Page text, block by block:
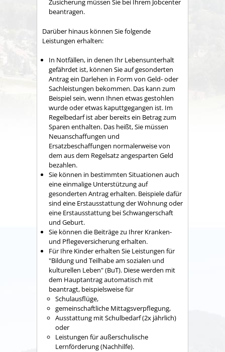
Zusicherung müssen Sie bei Ihrem Jobcenter
beantragen.
Darüber hinaus können Sie folgende
Leistungen erhalten:
In Notfällen, in denen Ihr Lebensunterhalt
gefährdet ist, können Sie auf gesonderten
Antrag ein Darlehen in Form von Geld- oder
Sachleistungen bekommen. Das kann zum
Beispiel sein, wenn Ihnen etwas gestohlen
wurde oder etwas kaputtgegangen ist. Im
Regelbedarf ist aber bereits ein Betrag zum
Sparen enthalten. Das heißt, Sie müssen
Neuanschaffungen und
Ersatzbeschaffungen normalerweise von
dem aus dem Regelsatz angesparten Geld
bezahlen.
Sie können in bestimmten Situationen auch
eine einmalige Unterstützung auf
gesonderten Antrag erhalten. Beispiele dafür
sind eine Erstausstattung der Wohnung oder
eine Erstausstattung bei Schwangerschaft
und Geburt.
Sie können die Beiträge zu Ihrer Kranken-
und Pflegeversicherung erhalten.
Für Ihre Kinder erhalten Sie Leistungen für
"Bildung und Teilhabe am sozialen und
kulturellen Leben" (BuT). Diese werden mit
dem Hauptantrag automatisch mit
beantragt, beispielsweise für
Schulausflüge,
gemeinschaftliche Mittagsverpflegung,
Ausstattung mit Schulbedarf (2x jährlich)
oder
Leistungen für außerschulische
Lernförderung (Nachhilfe).